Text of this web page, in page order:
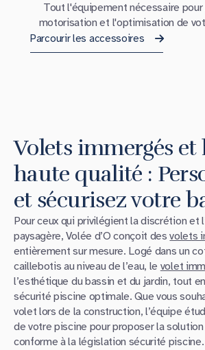
Tout l'équipement nécessaire
motorisation et l'optimisation de
Parcourir les accessoires
Volets immergés et
haute qualité :
et sécurisez votre
Pour ceux qui privilégient la discrétion et
paysagère, Volée d’O conçoit desvolets
entièrement sur mesure. Logé dans un
caillebotis au niveau de l’eau, le volet
l’esthétique du bassin et du jardin, tout
sécurité piscine optimale. Que vous
volet lors de la construction, l’équipe
de votre piscine pour proposer la
conforme à la législation sécurité piscine.